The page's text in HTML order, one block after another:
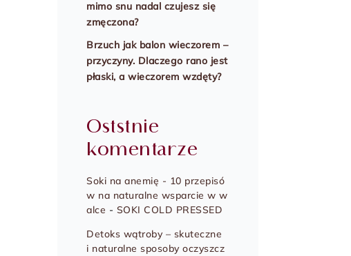
mimo snu nadal czujesz się
zmęczona?
Brzuch jak balon wieczorem –
przyczyny. Dlaczego rano jest
płaski, a wieczorem wzdęty?
Oststnie
komentarze
Soki na anemię - 10 przepisó
w na naturalne wsparcie w w
alce - SOKI COLD PRESSED
Detoks wątroby – skuteczne
i naturalne sposoby oczyszcz